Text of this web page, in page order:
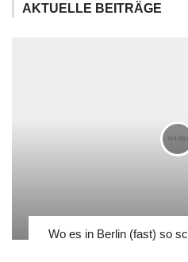
AKTUELLE BEITRÄGE
Wo es in Berlin (fast) so